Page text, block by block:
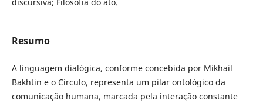
discursiva; Filosofia do ato.
Resumo
A linguagem dialógica, conforme concebida por Mikhail
Bakhtin e o Círculo, representa um pilar ontológico da
comunicação humana, marcada pela interação constante